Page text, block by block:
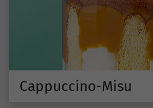
Cappuccino-Misu